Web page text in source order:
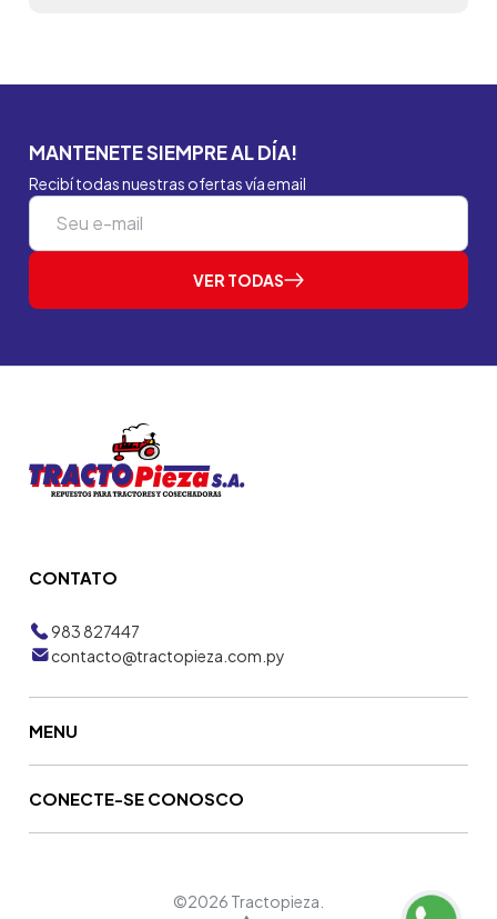
MANTENETE SIEMPRE AL DÍA!
Recibí todas nuestras ofertas vía email
VER TODAS
CONTATO
983 827447
contacto@tractopieza.com.py
MENU
CONECTE-SE CONOSCO
©2026 Tractopieza.